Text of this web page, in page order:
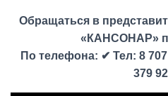
Обращаться в
«КАНСОНАР»
По телефона: ✔ Тел: 8
379